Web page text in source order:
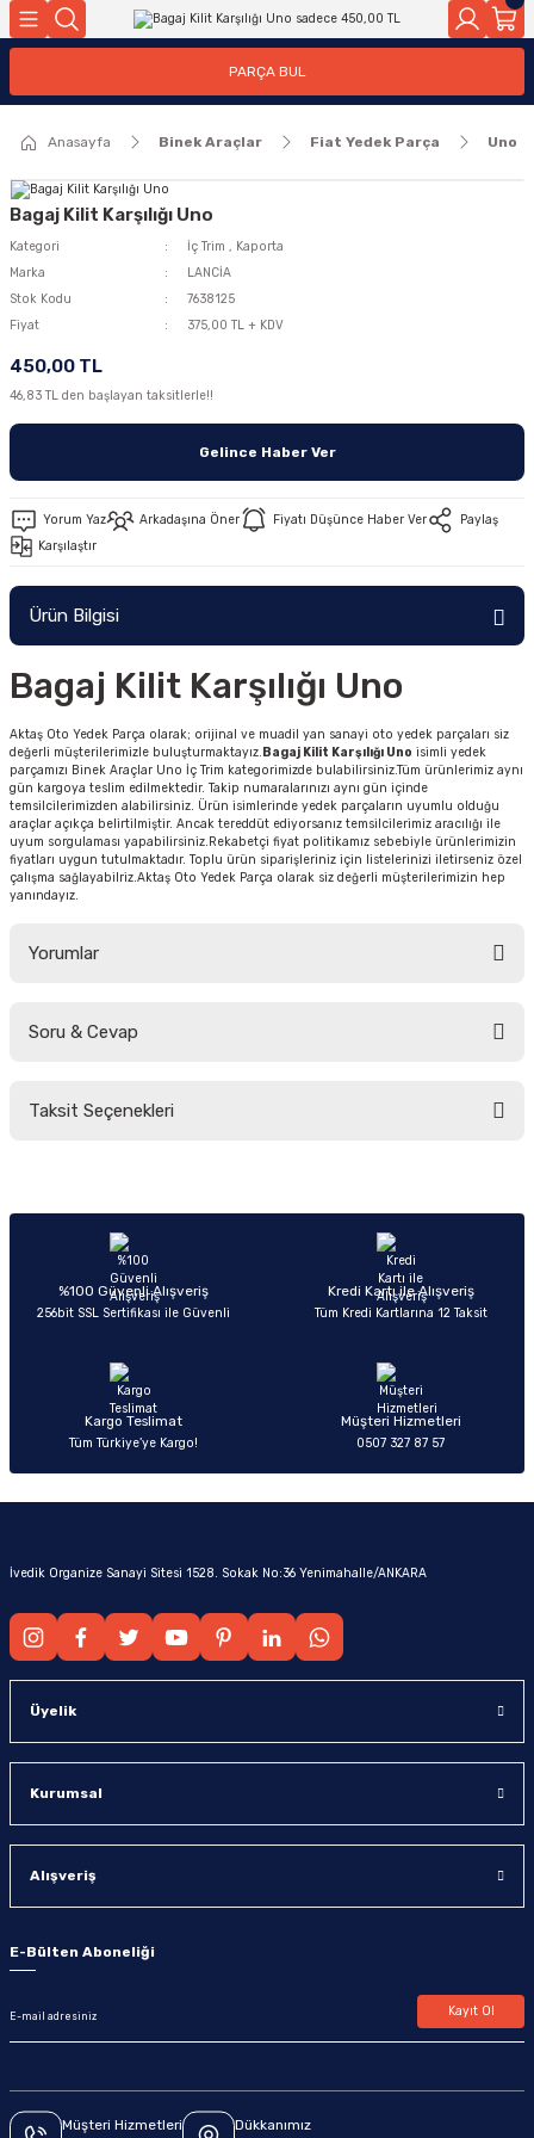
Geri Dön
Geri Dön
PARÇA BUL
Anasayfa Binek Araçlar Fiat Yedek Parça Uno
Bagaj Kilit Karşılığı Uno
Kategori İç Trim , Kaporta
Marka
LANCİA
Stok Kodu
7638125
Fiyat
375,00 TL + KDV
450,00 TL
46,83 TL den başlayan taksitlerle!!
Gelince Haber Ver
Yorum Yaz Arkadaşına Öner Fiyatı Düşünce Haber Ver
Paylaş
Karşılaştır
Ürün Bilgisi
Bagaj Kilit Karşılığı Uno
Aktaş Oto Yedek Parça olarak; orijinal ve muadil yan sanayi oto yedek parçaları siz
değerli müşterilerimizle buluşturmaktayız.Bagaj Kilit Karşılığı Uno isimli yedek
parçamızı Binek Araçlar Uno İç Trim kategorimizde bulabilirsiniz.Tüm ürünlerimiz aynı
gün kargoya teslim edilmektedir. Takip numaralarınızı aynı gün içinde
temsilcilerimizden alabilirsiniz. Ürün isimlerinde yedek parçaların uyumlu olduğu
araçlar açıkça belirtilmiştir. Ancak tereddüt ediyorsanız temsilcilerimiz aracılığı ile
uyum sorgulaması yapabilirsiniz.Rekabetçi fiyat politikamız sebebiyle ürünlerimizin
fiyatları uygun tutulmaktadır. Toplu ürün siparişleriniz için listelerinizi iletirseniz özel
çalışma sağlayabilriz.Aktaş Oto Yedek Parça olarak siz değerli müşterilerimizin hep
yanındayız.
Yorumlar
Soru & Cevap
Taksit Seçenekleri
%100 Güvenli Alışveriş
256bit SSL Sertifikası ile Güvenli
Kredi Kartı ile Alışveriş
Tüm Kredi Kartlarına 12 Taksit
Kargo Teslimat
Tüm Türkiye’ye Kargo!
Müşteri Hizmetleri
0507 327 87 57
İvedik Organize Sanayi Sitesi 1528. Sokak No:36 Yenimahalle/ANKARA
Üyelik
Kurumsal
Alışveriş
E-Bülten Aboneliği
Kayıt Ol
Müşteri Hizmetleri Dükkanımız